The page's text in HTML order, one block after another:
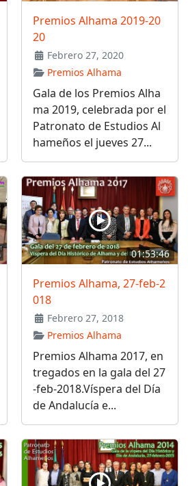
Premios Alhama 2019-20
20
Febrero 27, 2020
Premios Alhama
Gala de los Premios Alha
ma 2019, celebrada por el
Patronato de Estudios Al
hameños el jueves 27...
01:53:46
Premios Alhama, 27-feb-2
018
Febrero 27, 2018
Premios Alhama
Premios Alhama 2017, en
tregados en la gala del 27
-feb-2018.Víspera del Día
de Andalucía e...